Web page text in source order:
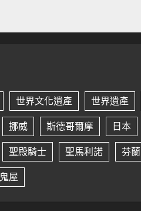
世界文化遺產 世界遺產
挪威 斯德哥爾摩 日本
聖殿騎士 聖馬利諾 芬蘭
鬼屋